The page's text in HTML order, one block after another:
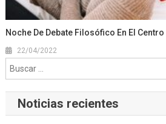
Noche De Debate Filosófico En El
22/04/2022
Noticias recientes